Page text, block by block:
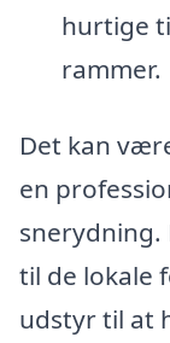
hurtige
rammer.
Det kan
en
snerydning.
til de lokale
udstyr til at